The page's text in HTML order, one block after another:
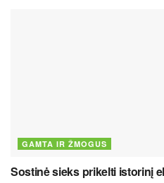
GAMTA IR ŽMOGUS
Sostinė sieks prikelti istorinį